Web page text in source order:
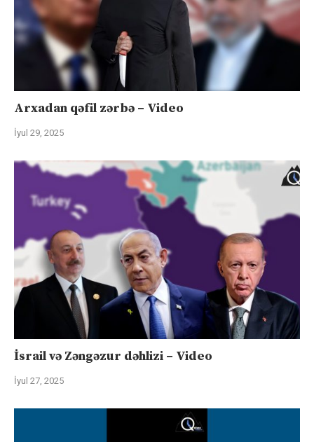
Arxadan qəfil zərbə – Video
İyul 29, 2025
İsrail və Zəngəzur dəhlizi – Video
İyul 27, 2025